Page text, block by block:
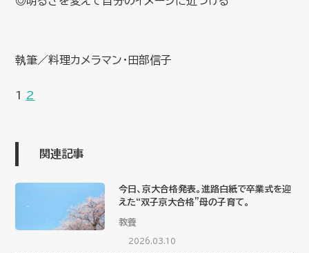
執筆／料理カメラマン・田部信子
1 2
関連記事
今日、京大合格発表。進路白紙で卒業式を迎
えた“双子京大合格”母の子育て。
教養
2026.03.10